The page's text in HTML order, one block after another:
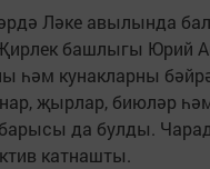
Ләке авылында
башлыгы Юрий
һәм кунакларны
җырлар, биюләр
да булды.
катнашты.